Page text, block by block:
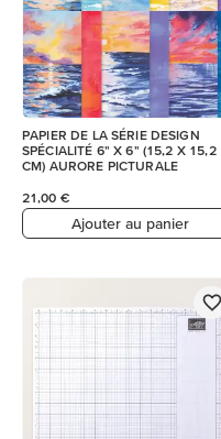
PAPIER DE LA SÉRIE DESIGN
SPÉCIALITÉ 6" X 6" (15,2 X 15,2
CM) AURORE PICTURALE
21,00 €
Ajouter au panier